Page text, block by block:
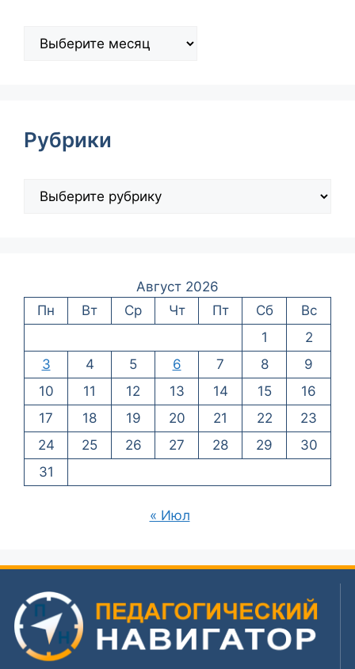
Рубрики
Август 2026
Пн
Вт Ср Чт Пт Сб
Вс
1
2
3
4 5 6 7 8
9
10
11 12 13 14 15
16
17
18 19 20 21 22
23
24
25 26 27 28 29
30
31
« Июл